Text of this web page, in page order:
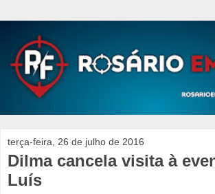
terça-feira, 26 de julho de 2016
Dilma cancela visita à
Luís